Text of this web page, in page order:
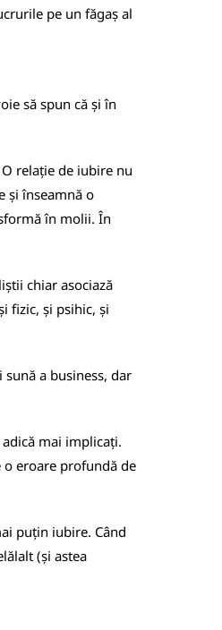
pe un făgaș al
să spun că și în
relație de iubire nu
și înseamnă o
în molii. În
chiar asociază
fizic, și psihic, și
a business, dar
mai implicați.
o eroare profundă de
puțin iubire. Când
(și astea